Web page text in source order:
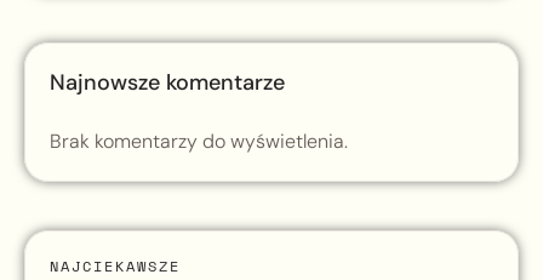
Najnowsze komentarze
Brak komentarzy do wyświetlenia.
NAJCIEKAWSZE